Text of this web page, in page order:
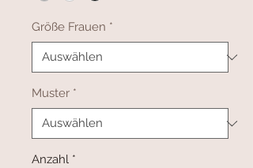
Größe Frauen *
Muster *
Anzahl *